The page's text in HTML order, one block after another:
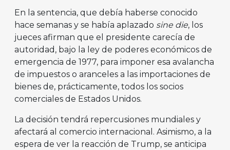
En la sentencia, que debía haberse conocido
hace semanas y se había aplazado sine die, los
jueces afirman que el presidente carecía de
autoridad, bajo la ley de poderes económicos de
emergencia de 1977, para imponer esa avalancha
de impuestos o aranceles a las importaciones de
bienes de, prácticamente, todos los socios
comerciales de Estados Unidos.
La decisión tendrá repercusiones mundiales y
afectará al comercio internacional. Asimismo, a la
espera de ver la reacción de Trump, se anticipa